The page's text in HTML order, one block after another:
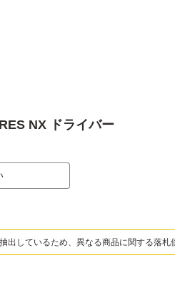
NX ドライバー
出しているため、異なる商品に関する落